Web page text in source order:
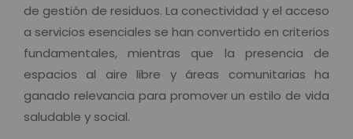
de gestión de residuos. La conectividad y el acceso
a servicios esenciales se han convertido en criterios
fundamentales, mientras que la presencia de
espacios al aire libre y áreas comunitarias ha
ganado relevancia para promover un estilo de vida
saludable y social.